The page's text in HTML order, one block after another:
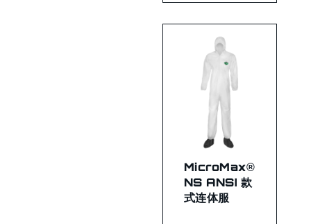
MicroMax®
NS ANSI 款
式连体服